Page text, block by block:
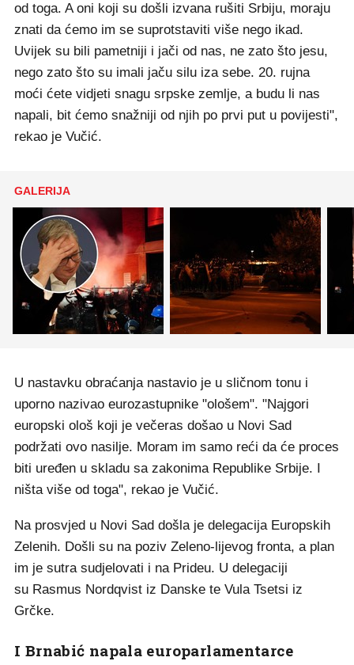
od toga. A oni koji su došli izvana rušiti Srbiju, moraju
znati da ćemo im se suprotstaviti više nego ikad.
Uvijek su bili pametniji i jači od nas, ne zato što jesu,
nego zato što su imali jaču silu iza sebe. 20. rujna
moći ćete vidjeti snagu srpske zemlje, a budu li nas
napali, bit ćemo snažniji od njih po prvi put u povijesti",
rekao je Vučić.
GALERIJA
U nastavku obraćanja nastavio je u sličnom tonu i
uporno nazivao eurozastupnike "ološem". "Najgori
europski ološ koji je večeras došao u Novi Sad
podržati ovo nasilje. Moram im samo reći da će proces
biti uređen u skladu sa zakonima Republike Srbije. I
ništa više od toga", rekao je Vučić.
Na prosvjed u Novi Sad došla je delegacija Europskih
Zelenih. Došli su na poziv Zeleno-lijevog fronta, a plan
im je sutra sudjelovati i na Prideu. U delegaciji
su Rasmus Nordqvist iz Danske te Vula Tsetsi iz
Grčke.
I Brnabić napala europarlamentarce